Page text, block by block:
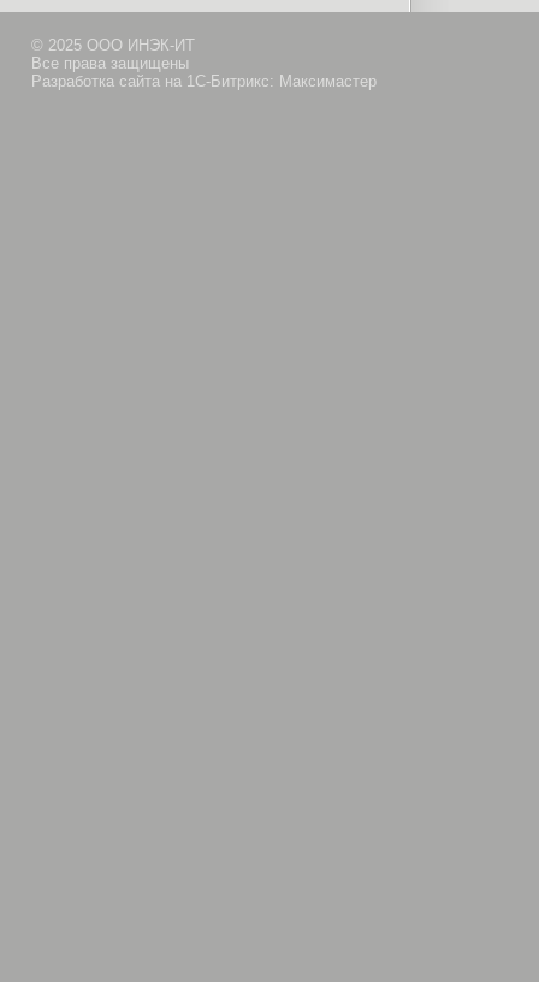
© 2025 ООО ИНЭК-ИТ
Все права защищены
Разработка сайта на 1С-Битрикс: Максимастер